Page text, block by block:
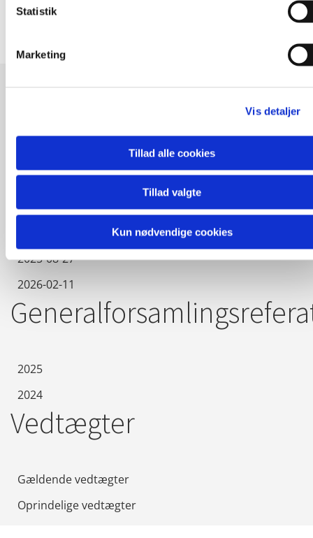
Statistik
Marketing
Vis detaljer
Tillad alle cookies
Tillad valgte
Kun nødvendige cookies
2024-03-14
2024-08-27
2025-08-27
2026-02-11
2025
2024
Vedtægter
Gældende vedtægter
Oprindelige vedtægter